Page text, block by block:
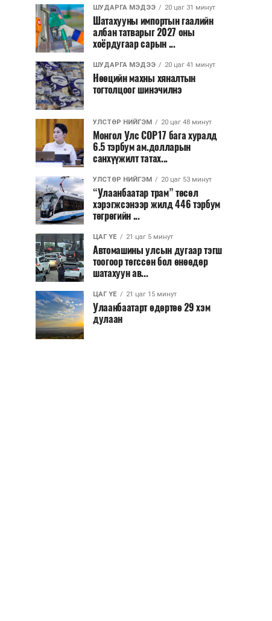
ШУДАРГА МЭДЭЭ 20 цаг 31 минут
Шатахууны импортын гаалийн
албан татварыг 2027 оны
хоёрдугаар сарын ...
ШУДАРГА МЭДЭЭ 20 цаг 41 минут
Нөөцийн махны хяналтын
тогтолцоог шинэчилнэ
УЛСТӨР НИЙГЭМ 20 цаг 48 минут
Монгол Улс COP17 бага хуралд
6.5 тэрбум ам.долларын
санхүүжилт татах...
УЛСТӨР НИЙГЭМ 20 цаг 53 минут
“Улаанбаатар трам” төсөл
хэрэгжсэнээр жилд 446 тэрбум
төгрөгийн ...
ЦАГ ҮЕ 21 цаг 5 минут
Автомашины улсын дугаар тэгш
тоогоор төгссөн бол өнөөдөр
шатахуун ав...
ЦАГ ҮЕ 21 цаг 15 минут
Улаанбаатарт өдөртөө 29 хэм
дулаан